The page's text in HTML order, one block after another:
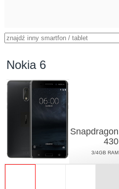
Nokia 6
Snapdragon
430
3/4GB RAM